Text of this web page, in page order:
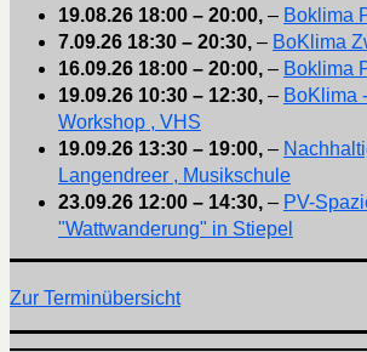
19.08.26 18:00 – 20:00, – Boklima
7.09.26 18:30 – 20:30, – BoKlima
16.09.26 18:00 – 20:00, – Boklima
19.09.26 10:30 – 12:30, – BoKlima
Workshop , VHS
19.09.26 13:30 – 19:00, –
Langendreer , Musikschule
23.09.26 12:00 – 14:30, – PV-
"Wattwanderung" in Stiepel
Zur Terminübersicht